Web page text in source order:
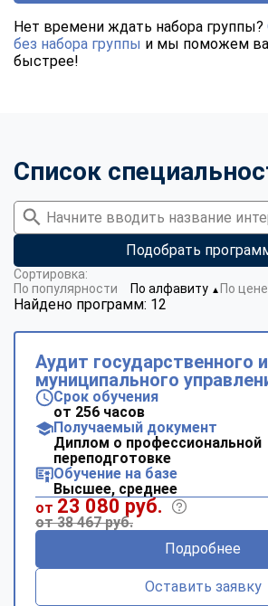
Нет времени ждать набора группы?
без набора группы и мы поможем
быстрее!
Список
Подобрать
Найдено программ: 12
Сортировка:
По популярности
По алфавиту ▼ По цене
Аудит государственного и
муниципального
Срок обучения
от 256 часов
Получаемый документ
Диплом о профессиональной
переподготовке
Обучение на базе
Высшее, среднее
от 23 080 руб.
от 38 467 руб.
Подробнее
Оставить заявку